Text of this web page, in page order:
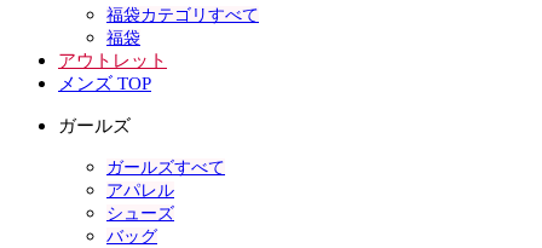
福袋カテゴリすべて
福袋
アウトレット
メンズ TOP
ガールズ
ガールズすべて
アパレル
シューズ
バッグ